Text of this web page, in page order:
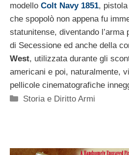
modello Colt Navy 1851,
che spopolò non appena fu
statunitense, diventando l’arma
di Secessione ed anche della
West, utilizzata durante gli
americani e poi, naturalmente,
pellicole cinematografiche
Categorie
Storia e Diritto Armi